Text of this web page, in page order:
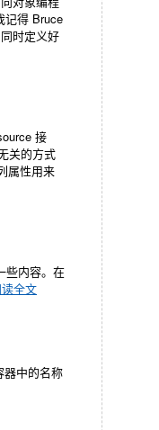
记得 Bruce
时定义好
接
关的方式
属性用来
些内容。在
全文
器中的名称